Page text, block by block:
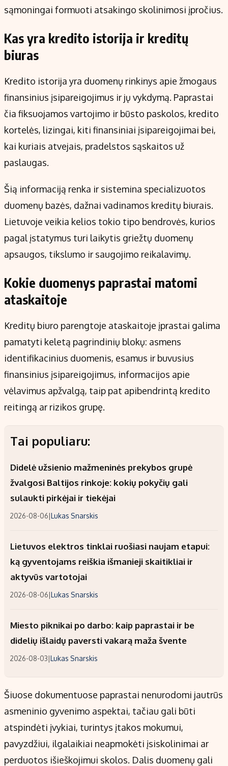
sąmoningai formuoti atsakingo skolinimosi įpročius.
Kas yra kredito istorija ir kreditų
biuras
Kredito istorija yra duomenų rinkinys apie žmogaus
finansinius įsipareigojimus ir jų vykdymą. Paprastai
čia fiksuojamos vartojimo ir būsto paskolos, kredito
kortelės, lizingai, kiti finansiniai įsipareigojimai bei,
kai kuriais atvejais, pradelstos sąskaitos už
paslaugas.
Šią informaciją renka ir sistemina specializuotos
duomenų bazės, dažnai vadinamos kreditų biurais.
Lietuvoje veikia kelios tokio tipo bendrovės, kurios
pagal įstatymus turi laikytis griežtų duomenų
apsaugos, tikslumo ir saugojimo reikalavimų.
Kokie duomenys paprastai matomi
ataskaitoje
Kreditų biuro parengtoje ataskaitoje įprastai galima
pamatyti keletą pagrindinių blokų: asmens
identifikacinius duomenis, esamus ir buvusius
finansinius įsipareigojimus, informacijos apie
vėlavimus apžvalgą, taip pat apibendrintą kredito
reitingą ar rizikos grupę.
Tai populiaru:
Didelė užsienio mažmeninės prekybos grupė
žvalgosi Baltijos rinkoje: kokių pokyčių gali
sulaukti pirkėjai ir tiekėjai
2026-08-06|Lukas Snarskis
Lietuvos elektros tinklai ruošiasi naujam etapui:
ką gyventojams reiškia išmanieji skaitikliai ir
aktyvūs vartotojai
2026-08-06|Lukas Snarskis
Miesto piknikai po darbo: kaip paprastai ir be
didelių išlaidų paversti vakarą maža švente
2026-08-03|Lukas Snarskis
Šiuose dokumentuose paprastai nenurodomi jautrūs
asmeninio gyvenimo aspektai, tačiau gali būti
atspindėti įvykiai, turintys įtakos mokumui,
pavyzdžiui, ilgalaikiai neapmokėti įsiskolinimai ar
perduotos išieškojimui skolos. Dalis duomenų gali